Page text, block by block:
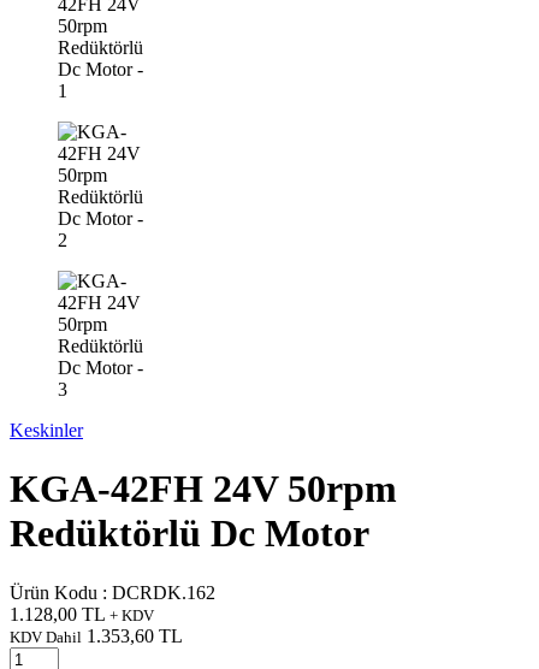
Keskinler
KGA-42FH 24V 50rpm
Redüktörlü Dc Motor
Ürün Kodu : DCRDK.162
1.128,00 TL + KDV
KDV Dahil 1.353,60 TL